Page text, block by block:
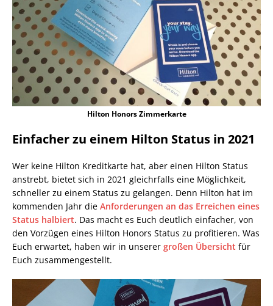
Hilton Honors Zimmerkarte
Einfacher zu einem Hilton Status in 2021
Wer keine Hilton Kreditkarte hat, aber einen Hilton Status
anstrebt, bietet sich in 2021 gleichrfalls eine Möglichkeit,
schneller zu einem Status zu gelangen. Denn Hilton hat im
kommenden Jahr die Anforderungen an das Erreichen eines
Status halbiert. Das macht es Euch deutlich einfacher, von
den Vorzügen eines Hilton Honors Status zu profitieren. Was
Euch erwartet, haben wir in unserer großen Übersicht für
Euch zusammengestellt.